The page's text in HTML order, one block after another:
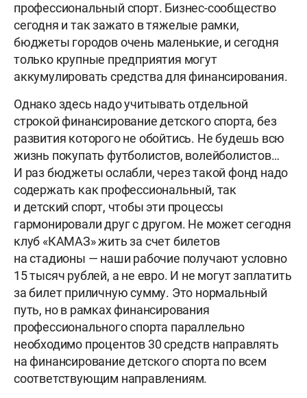
профессиональный спорт. Бизнес-сообщество
сегодня и так зажато в тяжелые рамки,
бюджеты городов очень маленькие, и сегодня
только крупные предприятия могут
аккумулировать средства для финансирования.
Однако здесь надо учитывать отдельной
строкой финансирование детского спорта, без
развития которого не обойтись. Не будешь всю
жизнь покупать футболистов, волейболистов…
И раз бюджеты ослабли, через такой фонд надо
содержать как профессиональный, так
и детский спорт, чтобы эти процессы
гармонировали друг с другом. Не может сегодня
клуб «КАМАЗ» жить за счет билетов
на стадионы — наши рабочие получают условно
15 тысяч рублей, а не евро. И не могут заплатить
за билет приличную сумму. Это нормальный
путь, но в рамках финансирования
профессионального спорта параллельно
необходимо процентов 30 средств направлять
на финансирование детского спорта по всем
соответствующим направлениям.